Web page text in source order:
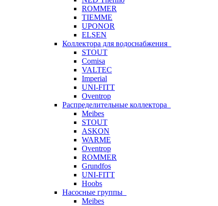
ROMMER
TIEMME
UPONOR
ELSEN
Коллектора для водоснабжения
STOUT
Comisa
VALTEC
Imperial
UNI-FITT
Oventrop
Распределительные коллектора
Meibes
STOUT
ASKON
WARME
Oventrop
ROMMER
Grundfos
UNI-FITT
Hoobs
Насосные группы
Meibes